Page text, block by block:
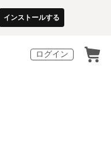
インストールする
ログイン